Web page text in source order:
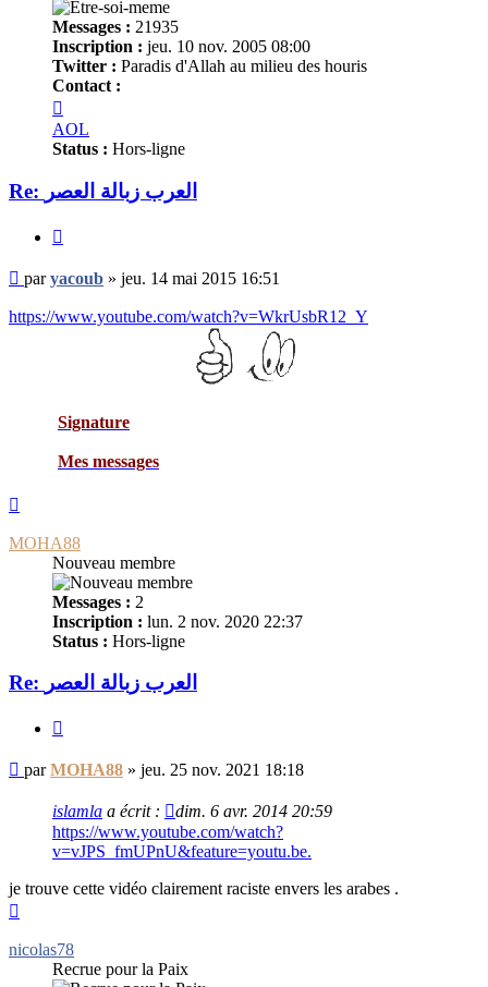
Messages : 21935
Inscription : jeu. 10 nov. 2005 08:00
Twitter : Paradis d'Allah au milieu des houris
Contact :
yacoub
AOL
Status : Hors-ligne
Re: العرب زبالة العصر
Message
non
lu
paryacoub » jeu. 14 mai 2015 16:51
https://www.youtube.com/watch?v=WkrUsbR12_Y
Signature
Mes messages
MOHA88
Nouveau membre
Messages : 2
Inscription : lun. 2 nov. 2020 22:37
Status : Hors-ligne
Re: العرب زبالة العصر
Message
non
parMOHA88 » jeu. 25 nov. 2021 18:18
islamla a écrit :
dim. 6 avr. 2014 20:59
https://www.youtube.com/watch?
v=vJPS_fmUPnU&feature=youtu.be.
je trouve cette vidéo clairement raciste envers les arabes .
nicolas78
Recrue pour la Paix